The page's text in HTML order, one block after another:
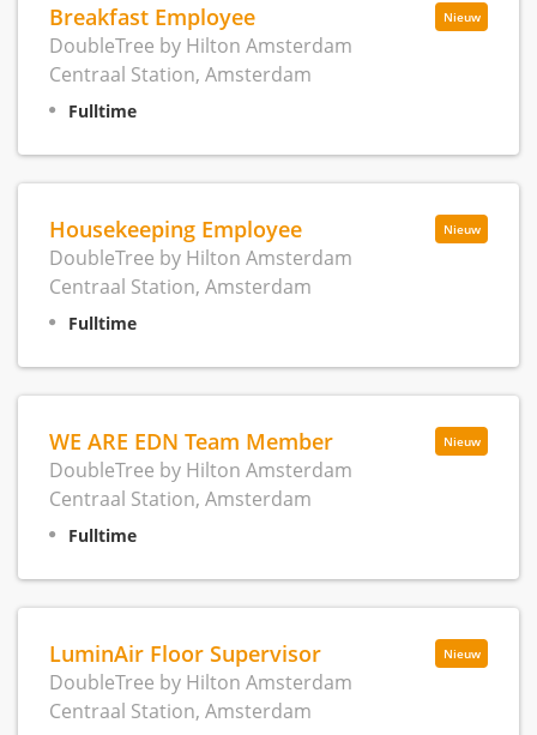
Nieuw
Breakfast Employee
DoubleTree by Hilton Amsterdam
Centraal Station, Amsterdam
Fulltime
Nieuw
Housekeeping Employee
DoubleTree by Hilton Amsterdam
Centraal Station, Amsterdam
Fulltime
Nieuw
WE ARE EDN Team Member
DoubleTree by Hilton Amsterdam
Centraal Station, Amsterdam
Fulltime
Nieuw
LuminAir Floor Supervisor
DoubleTree by Hilton Amsterdam
Centraal Station, Amsterdam